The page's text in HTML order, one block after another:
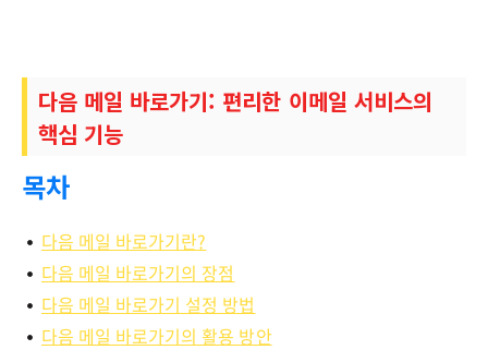
다음 메일 바로가기: 편리한 이메일 서비스의
핵심 기능
목차
다음 메일 바로가기란?
다음 메일 바로가기의 장점
다음 메일 바로가기 설정 방법
다음 메일 바로가기의 활용 방안